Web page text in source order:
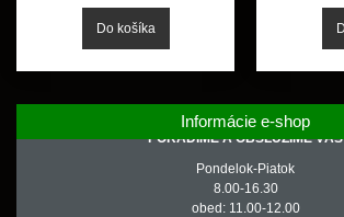
Informácie e-shop
PORADÍME A OBSLÚŽIME VÁS
Pondelok-Piatok
8.00-16.30
obed: 11.00-12.00